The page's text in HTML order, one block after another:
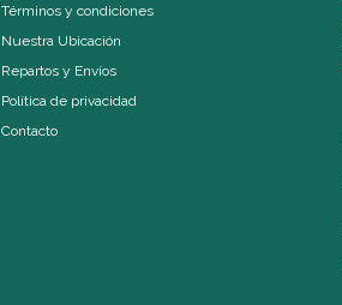
Términos y condiciones
Nuestra Ubicación
Repartos y Envíos
Política de privacidad
Contacto